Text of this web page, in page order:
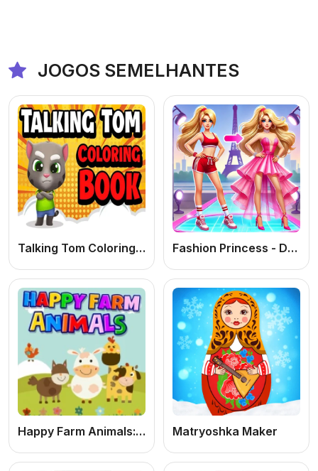
JOGOS SEMELHANTES
Talking Tom Coloring Books Fashion Princess - Dress Up for Girls
Happy Farm Animals: Jogo Educacional Infantil Online Grátis de Animais da Fazenda para Crianças Matryoshka Maker